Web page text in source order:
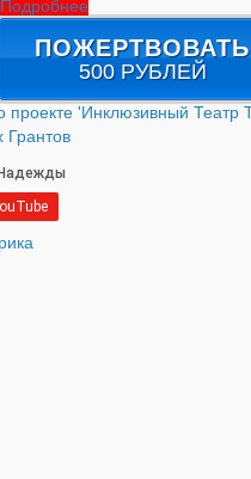
Подробнее
ПОЖЕРТВОВАТЬ
500 РУБЛЕЙ